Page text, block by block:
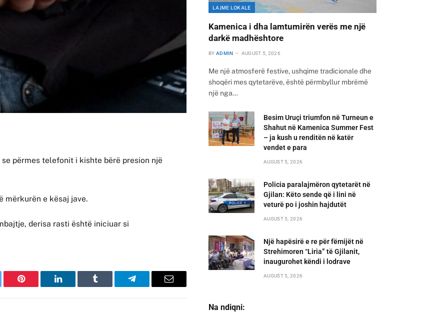
përmes telefonit i kishte bërë presion një
mërkurën e kësaj jave.
derisa rasti është iniciuar si
Pinterest LinkedIn Tumblr Telegram Email
LAJME LOKALE
Kamenica i dha lamtumirën verës me një
darkë madhështore
BY ADMIN AUGUST 5, 2026
Me një atmosferë festive, ushqime tradicionale dhe
shoqëri mes qytetarëve, është përmbyllur mbrëmë
një nga…
Besim Uruçi triumfon në Turneun e
Shahut në Kamenica Summer Fest
– ja kush u renditën në katër
vendet e para
AUGUST 5, 2026
Policia paralajmëron qytetarët në
Gjilan: Këto sende që i lini në
veturë po i joshin hajdutët
AUGUST 5, 2026
Një hapësirë e re për fëmijët në
Strehimoren “Liria” të Gjilanit,
inaugurohet këndi i lodrave
AUGUST 5, 2026
Na ndiqni: